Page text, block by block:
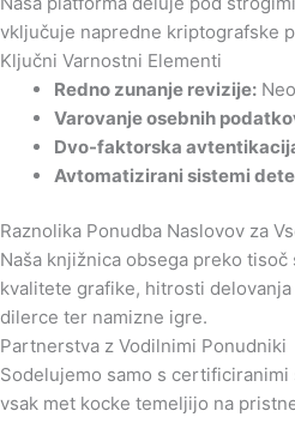
vključuje napredne kriptografske
Ključni Varnostni Elementi
Redno zunanje revizije:
Varovanje osebnih
Dvo-faktorska
Avtomatizirani sistemi
Raznolika Ponudba Naslovov za
Naša knjižnica obsega preko
kvalitete grafike, hitrosti
dilerce ter namizne igre.
Partnerstva z Vodilnimi Ponudniki
Sodelujemo samo s
vsak met kocke temeljijo na